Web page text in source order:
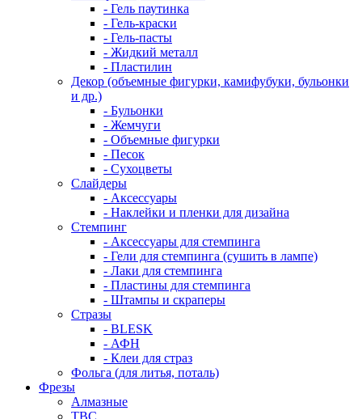
- Гель паутинка
- Гель-краски
- Гель-пасты
- Жидкий металл
- Пластилин
Декор (объемные фигурки, камифубуки, бульонки
и др.)
- Бульонки
- Жемчуги
- Объемные фигурки
- Песок
- Сухоцветы
Слайдеры
- Аксессуары
- Наклейки и пленки для дизайна
Стемпинг
- Аксессуары для стемпинга
- Гели для стемпинга (сушить в лампе)
- Лаки для стемпинга
- Пластины для стемпинга
- Штампы и скраперы
Стразы
- BLESK
- АФН
- Клеи для страз
Фольга (для литья, поталь)
Фрезы
Алмазные
ТВС